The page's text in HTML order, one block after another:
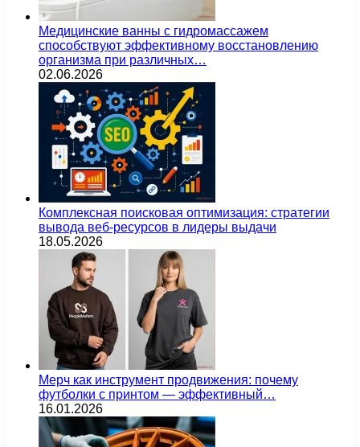
Медицинские ванны с гидромассажем
способствуют эффективному восстановлению
организма при различных…
02.06.2026
Комплексная поисковая оптимизация: стратегии
вывода веб-ресурсов в лидеры выдачи
18.05.2026
Мерч как инструмент продвижения: почему
футболки с принтом — эффективный…
16.01.2026